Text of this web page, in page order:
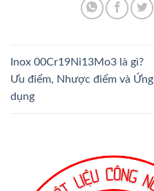
Inox 00Cr19Ni13Mo3 là gì?
Ưu điểm, Nhược điểm và Ứng
dụng